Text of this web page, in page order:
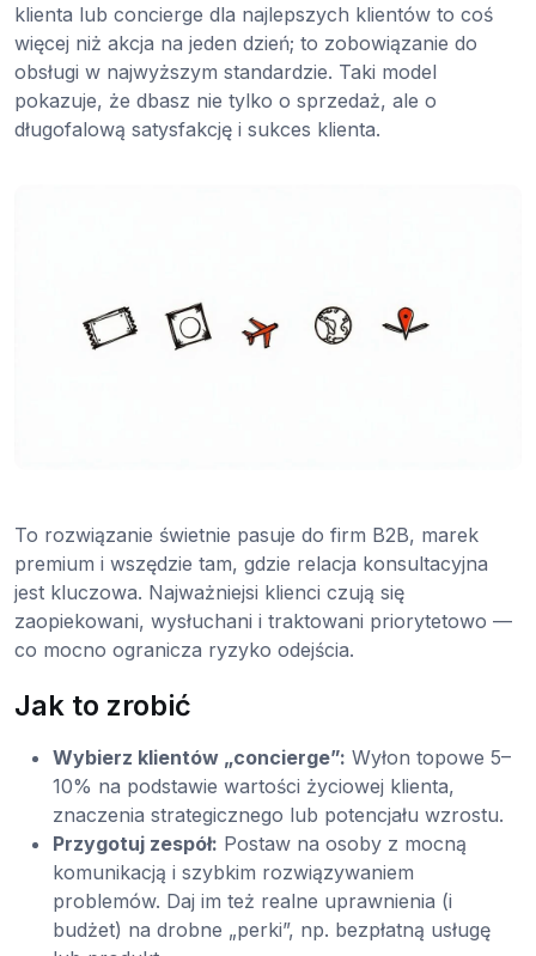
klienta lub concierge dla najlepszych klientów to coś
więcej niż akcja na jeden dzień; to zobowiązanie do
obsługi w najwyższym standardzie. Taki model
pokazuje, że dbasz nie tylko o sprzedaż, ale o
długofalową satysfakcję i sukces klienta.
To rozwiązanie świetnie pasuje do firm B2B, marek
premium i wszędzie tam, gdzie relacja konsultacyjna
jest kluczowa. Najważniejsi klienci czują się
zaopiekowani, wysłuchani i traktowani priorytetowo —
co mocno ogranicza ryzyko odejścia.
Jak to zrobić
Wybierz klientów „concierge”: Wyłon topowe 5–
10% na podstawie wartości życiowej klienta,
znaczenia strategicznego lub potencjału wzrostu.
Przygotuj zespół: Postaw na osoby z mocną
komunikacją i szybkim rozwiązywaniem
problemów. Daj im też realne uprawnienia (i
budżet) na drobne „perki”, np. bezpłatną usługę